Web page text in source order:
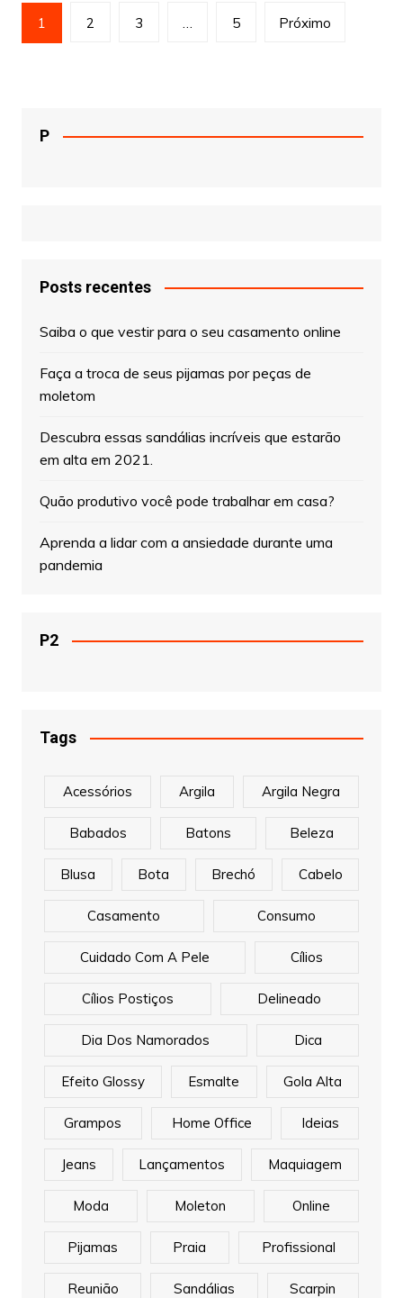
Paginação
de
1 2 3 … 5 Próximo
P
Posts recentes
Saiba o que vestir para o seu casamento online
Faça a troca de seus pijamas por peças de
moletom
Descubra essas sandálias incríveis que estarão
em alta em 2021.
Quão produtivo você pode trabalhar em casa?
Aprenda a lidar com a ansiedade durante uma
pandemia
P2
Tags
Acessórios Argila Argila Negra
Babados Batons Beleza
Blusa Bota Brechó Cabelo
Casamento Consumo
Cuidado Com A Pele Cílios
Cílios Postiços Delineado
Dia Dos Namorados Dica
Efeito Glossy Esmalte Gola Alta
Grampos Home Office Ideias
Jeans Lançamentos Maquiagem
Moda Moleton Online
Pijamas Praia Profissional
Reunião Sandálias Scarpin